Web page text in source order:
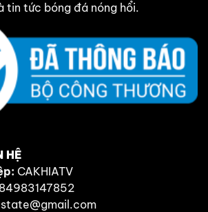
tin tức bóng đá nóng hổi.
HỆ
CAKHIATV